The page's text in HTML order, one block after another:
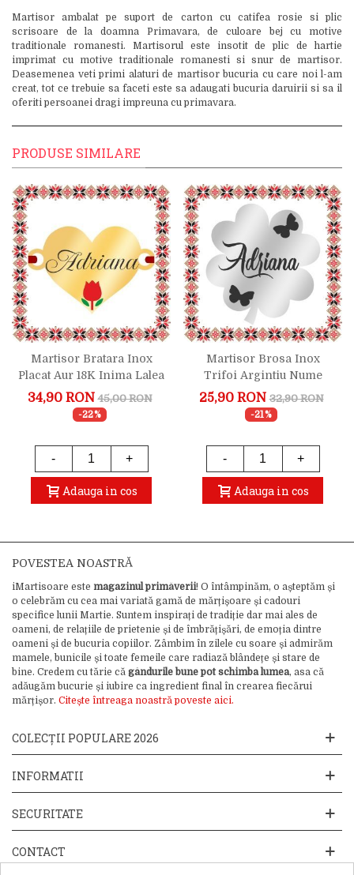
Martisor ambalat pe suport de carton cu catifea rosie si plic
scrisoare de la doamna Primavara, de culoare bej cu motive
traditionale romanesti. Martisorul este insotit de plic de hartie
imprimat cu motive traditionale romanesti si snur de martisor.
Deasemenea veti primi alaturi de martisor bucuria cu care noi l-am
creat, tot ce trebuie sa faceti este sa adaugati bucuria daruirii si sa il
oferiti persoanei dragi impreuna cu primavara.
PRODUSE SIMILARE
Martisor Bratara Inox
Placat Aur 18K Inima Lalea
Nume Adriana
34,90 RON 45,00 RON
-22%
- +
Adauga in cos
Martisor Brosa Inox
Trifoi Argintiu Nume
Adriana
25,90 RON 32,90 RON
-21%
- +
Adauga in cos
POVESTEA NOASTRĂ
iMartisoare este magazinul primăverii! O întâmpinăm, o așteptăm și
o celebrăm cu cea mai variată gamă de mărțișoare și cadouri
specifice lunii Martie. Suntem inspirați de tradiție dar mai ales de
oameni, de relațiile de prietenie și de îmbrățișări, de emoția dintre
oameni și de bucuria copiilor. Zâmbim în zilele cu soare și admirăm
mamele, bunicile și toate femeile care radiază blândețe și stare de
bine. Credem cu tărie că gândurile bune pot schimba lumea, asa că
adăugăm bucurie și iubire ca ingredient final în crearea fiecărui
mărțișor. Citește întreaga noastră poveste aici.
COLECȚII POPULARE 2026
INFORMATII
SECURITATE
CONTACT